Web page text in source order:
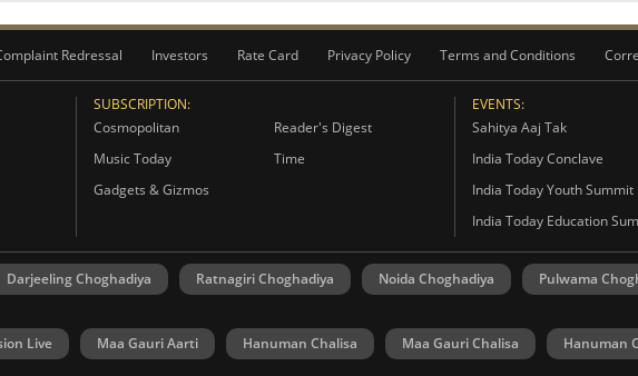
Redressal Investors Rate Card Privacy Policy Terms and Conditions
SUBSCRIPTION:
Cosmopolitan
Reader's Digest
Music Today
Time
Gadgets & Gizmos
EVENTS:
Sahitya Aaj Tak
India Today Conclave
India Today Youth Summit
India Today Education
Darjeeling Choghadiya Ratnagiri Choghadiya Noida Choghadiya Pulwama
Live Maa Gauri Aarti Hanuman Chalisa Maa Gauri Chalisa Hanuman